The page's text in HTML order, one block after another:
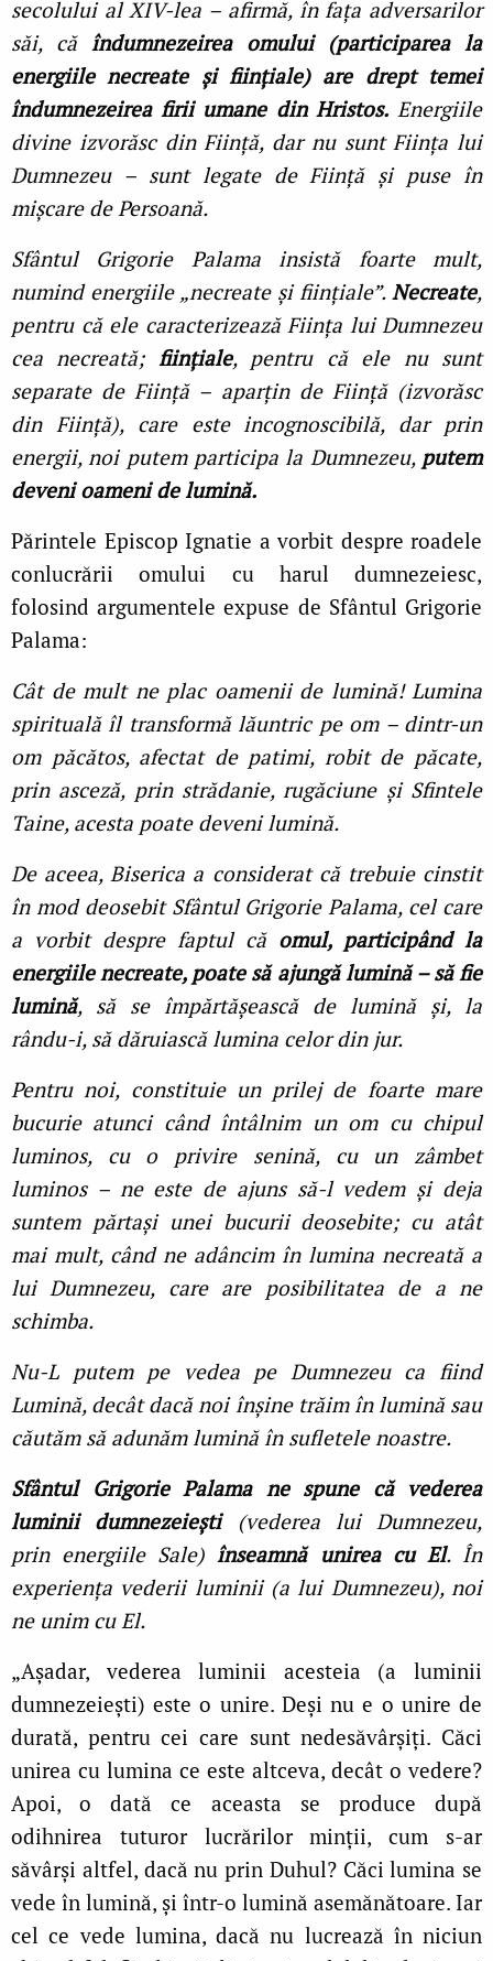
secolului al XIV-lea – afirmă, în faţa adversarilor
săi, că îndumnezeirea omului (participarea la
energiile necreate și fiinţiale) are drept temei
îndumnezeirea firii umane din Hristos.Energiile
divine izvorăsc din Fiinţă, dar nu sunt Fiinţa lui
Dumnezeu – sunt legate de Fiinţă și puse în
mișcare de Persoană.
Sfântul Grigorie Palama insistă foarte mult,
numind energiile „necreate și fiinţiale”. Necreate,
pentru că ele caracterizează Fiinţa lui Dumnezeu
cea necreată; fiinţiale, pentru că ele nu sunt
separate de Fiinţă – aparţin de Fiinţă (izvorăsc
din Fiinţă), care este incognoscibilă, dar prin
energii, noi putem participa la Dumnezeu, putem
deveni oameni de lumină.
Părintele Episcop Ignatie a vorbit despre roadele
conlucrării omului cu harul dumnezeiesc,
folosind argumentele expuse de Sfântul Grigorie
Palama:
Cât de mult ne plac oamenii de lumină! Lumina
spirituală îl transformă lăuntric pe om – dintr-un
om păcătos, afectat de patimi, robit de păcate,
prin asceză, prin strădanie, rugăciune și Sfintele
Taine, acesta poate deveni lumină.
De aceea, Biserica a considerat că trebuie cinstit
în mod deosebit Sfântul Grigorie Palama, cel care
a vorbit despre faptul că omul, participând la
energiile necreate, poate să ajungă lumină – să fie
lumină, să se împărtășească de lumină și, la
rându-i, să dăruiască lumina celor din jur.
Pentru noi, constituie un prilej de foarte mare
bucurie atunci când întâlnim un om cu chipul
luminos, cu o privire senină, cu un zâmbet
luminos – ne este de ajuns să-l vedem și deja
suntem părtași unei bucurii deosebite; cu atât
mai mult, când ne adâncim în lumina necreată a
lui Dumnezeu, care are posibilitatea de a ne
schimba.
Nu-L putem pe vedea pe Dumnezeu ca fiind
Lumină, decât dacă noi înșine trăim în lumină sau
căutăm să adunăm lumină în sufletele noastre.
Sfântul Grigorie Palama ne spune că vederea
luminii dumnezeiești(vederea lui Dumnezeu,
prin energiile Sale)înseamnă unirea cu El. În
experienţa vederii luminii (a lui Dumnezeu), noi
ne unim cu El.
„Așadar, vederea luminii acesteia (a luminii
dumnezeiești) este o unire. Deși nu e o unire de
durată, pentru cei care sunt nedesăvârșiţi. Căci
unirea cu lumina ce este altceva, decât o vedere?
Apoi, o dată ce aceasta se produce după
odihnirea tuturor lucrărilor minţii, cum s-ar
săvârși altfel, dacă nu prin Duhul? Căci lumina se
vede în lumină, și într-o lumină asemănătoare. Iar
cel ce vede lumina, dacă nu lucrează în niciun